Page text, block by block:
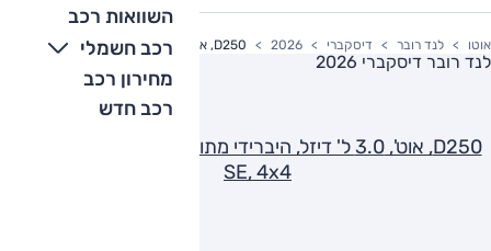
השוואות רכב
רכב חשמלי
מחירון רכב
רכב חדש
אוטו לנד רובר דיסקברי 2026 D250, אוט', 3.0 ל' דיזל, היברידי מתון, 7 מק', R-Dynamic SE, 4x4
לנד רובר דיסקברי 2026
SE, 4x4